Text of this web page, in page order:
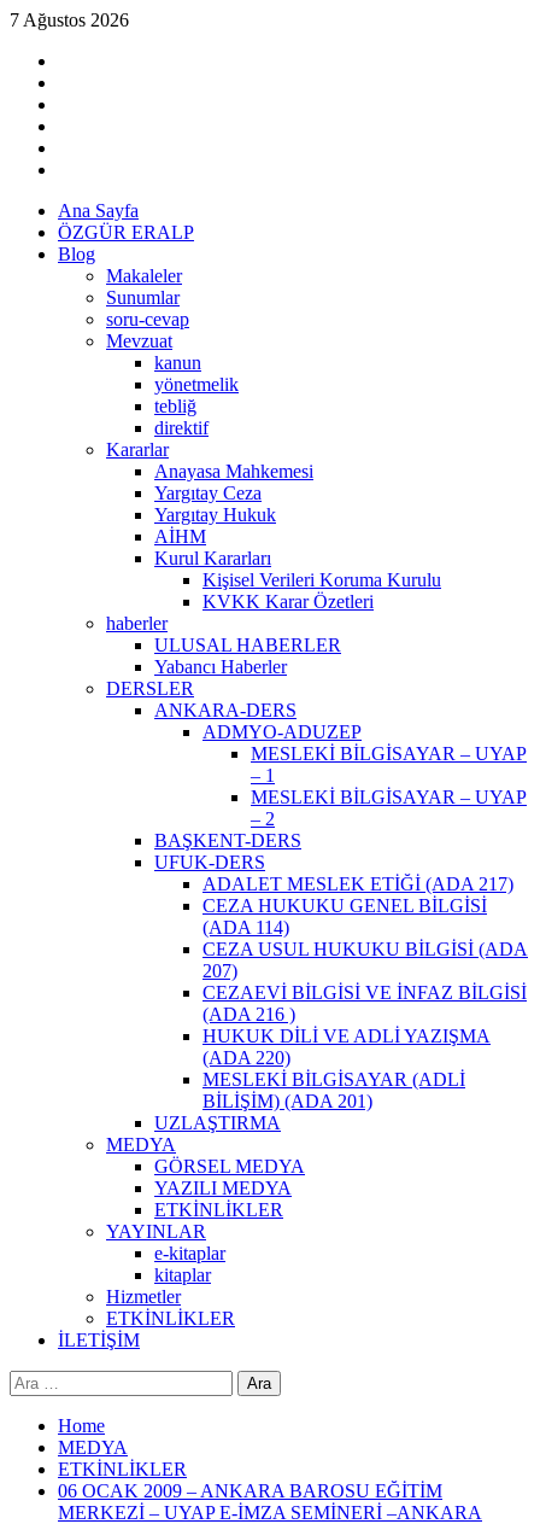
Skip
content
7 Ağustos 2026
Primary
Menu
Ana Sayfa
ÖZGÜR ERALP
Blog
Makaleler
Sunumlar
soru-cevap
Mevzuat
kanun
yönetmelik
tebliğ
direktif
Kararlar
Anayasa Mahkemesi
Yargıtay Ceza
Yargıtay Hukuk
AİHM
Kurul Kararları
Kişisel Verileri Koruma Kurulu
KVKK Karar Özetleri
haberler
ULUSAL HABERLER
Yabancı Haberler
DERSLER
ANKARA-DERS
ADMYO-ADUZEP
MESLEKİ BİLGİSAYAR – UYAP
– 1
MESLEKİ BİLGİSAYAR – UYAP
– 2
BAŞKENT-DERS
UFUK-DERS
ADALET MESLEK ETİĞİ (ADA 217)
CEZA HUKUKU GENEL BİLGİSİ
(ADA 114)
CEZA USUL HUKUKU BİLGİSİ (ADA
207)
CEZAEVİ BİLGİSİ VE İNFAZ BİLGİSİ
(ADA 216 )
HUKUK DİLİ VE ADLİ YAZIŞMA
(ADA 220)
MESLEKİ BİLGİSAYAR (ADLİ
BİLİŞİM) (ADA 201)
UZLAŞTIRMA
MEDYA
GÖRSEL MEDYA
YAZILI MEDYA
ETKİNLİKLER
YAYINLAR
e-kitaplar
kitaplar
Hizmetler
ETKİNLİKLER
İLETİŞİM
Arama:
Home
MEDYA
ETKİNLİKLER
06 OCAK 2009 – ANKARA BAROSU EĞİTİM
MERKEZİ – UYAP E-İMZA SEMİNERİ –ANKARA